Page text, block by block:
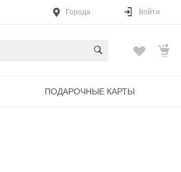
Города Войти
ПОДАРОЧНЫЕ КАРТЫ